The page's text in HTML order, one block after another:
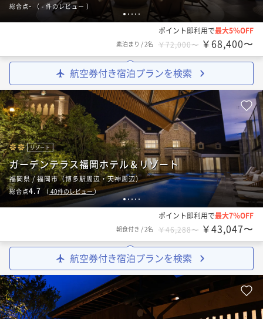
1 2 3 4 5
総合点- （ - 件のレビュー ）
ポイント即利用で最大5％OFF
素泊まり /2名 ￥72,000〜 ￥68,400〜
航空券付き宿泊プランを検索
12 3 4 5
リゾート
ガーデンテラス福岡ホテル＆リゾート
福岡県 / 福岡市（博多駅周辺・天神周辺）
総合点4.7 （ 40件のレビュー）
ポイント即利用で最大7％OFF
朝食付き /2名 ￥46,288〜 ￥43,047〜
航空券付き宿泊プランを検索